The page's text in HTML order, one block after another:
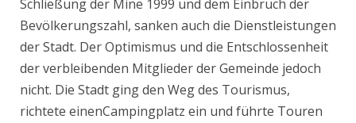
Schließung der Mine 1999 und dem Einbruch der
Bevölkerungszahl, sanken auch die Dienstleistungen
der Stadt. Der Optimismus und die Entschlossenheit
der verbleibenden Mitglieder der Gemeinde jedoch
nicht. Die Stadt ging den Weg des Tourismus,
richtete einenCampingplatz ein und führte Touren